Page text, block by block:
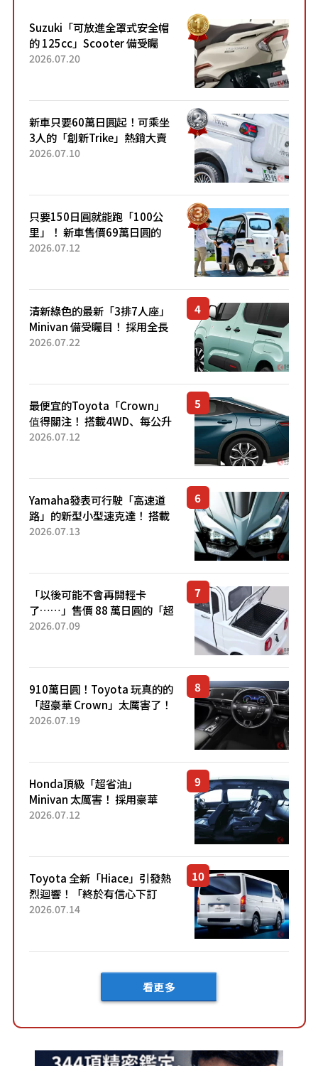
Suzuki「可放進全罩式安全帽
的 125cc」Scooter 備受矚
目！採用全新流線設計與各項
2026.07.20
新車只要60萬日圓起！可乘坐
3人的「創新Trike」熱銷大賣
成為人氣車款！「養車成本真
2026.07.10
只要150日圓就能跑「100公
里」！ 新車售價69萬日圓的
「3人座」Trike大受歡迎！ 順
2026.07.12
清新綠色的最新「3排7人座」
Minivan 備受矚目！ 採用全長
4.7公尺剛剛好的車身尺寸與
2026.07.22
最便宜的Toyota「Crown」
值得關注！ 搭載4WD、每公升
22.4公里低油耗表現超亮眼！
2026.07.12
Yamaha發表可行駛「高速道
路」的新型小型速克達！ 搭載
能享受超強勁「渦輪感」的動
2026.07.13
「以後可能不會再開輕卡
了……」售價 88 萬日圓的「超
迷你輕型貨車」引發兩極評
了！...
2026.07.09
910萬日圓！Toyota 玩真的的
「超豪華 Crown」太厲害了！
採用由「匠人技藝」打造的
2026.07.19
Honda頂級「超省油」
Minivan 太厲害！ 採用豪華
「真皮座椅」與專屬「黑色內
「三...
2026.07.12
Toyota 全新「Hiace」引發熱
烈迴響！「終於有信心下訂
了！」「哪個等級交車最
車？...
2026.07.14
看更多